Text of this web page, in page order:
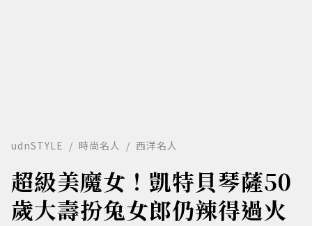
udnSTYLE 時尚名人 西洋名人
超級美魔女！凱特貝琴薩50
歲大壽扮兔女郎仍辣得過火